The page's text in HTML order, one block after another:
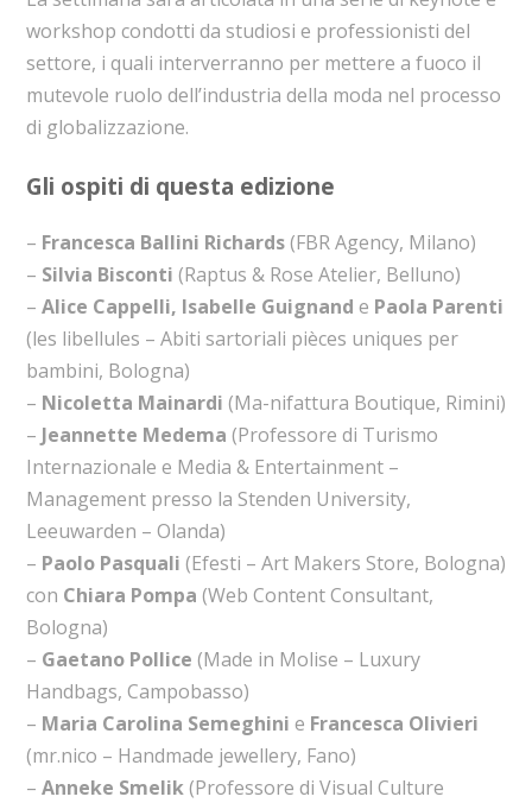
workshop condotti da studiosi e professionisti del
settore, i quali interverranno per mettere a fuoco il
mutevole ruolo dell’industria della moda nel processo
di globalizzazione.
Gli ospiti di questa edizione
– Francesca Ballini Richards(FBR Agency, Milano)
– Silvia Bisconti (Raptus & Rose Atelier, Belluno)
– Alice Cappelli, Isabelle Guignand e Paola Parenti
(les libellules – Abiti sartoriali pièces uniques per
bambini, Bologna)
– Nicoletta Mainardi (Ma-nifattura Boutique, Rimini)
– Jeannette Medema (Professore di Turismo
Internazionale e Media & Entertainment –
Management presso la Stenden University,
Leeuwarden – Olanda)
– Paolo Pasquali (Efesti – Art Makers Store, Bologna)
con Chiara Pompa (Web Content Consultant,
Bologna)
– Gaetano Pollice (Made in Molise – Luxury
Handbags, Campobasso)
– Maria Carolina Semeghini e Francesca Olivieri
(mr.nico – Handmade jewellery, Fano)
– Anneke Smelik(Professore di Visual Culture